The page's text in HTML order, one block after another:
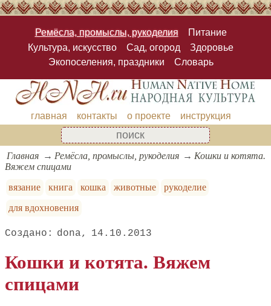
Ремёсла, промыслы, рукоделия
Питание
Культура, искусство
Сад, огород
Здоровье
Экопоселения, праздники
Словарь
главная контакты о проекте инструкция
Главная Ремёсла, промыслы, рукоделия
Кошки и котята.
Вяжем спицами
вязание
книга кошка животные
рукоделие
для вдохновения
dona 14.10.2013
Кошки и котята. Вяжем
спицами